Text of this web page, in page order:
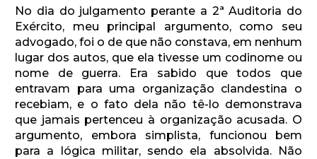
No dia do julgamento perante a 2ª Auditoria do
Exército, meu principal argumento, como seu
advogado, foi o de que não constava, em nenhum
lugar dos autos, que ela tivesse um codinome ou
nome de guerra. Era sabido que todos que
entravam para uma organização clandestina o
recebiam, e o fato dela não tê-lo demonstrava
que jamais pertenceu à organização acusada. O
argumento, embora simplista, funcionou bem
para a lógica militar, sendo ela absolvida. Não